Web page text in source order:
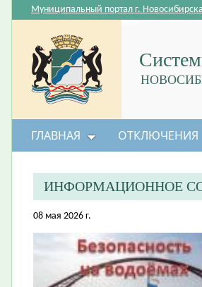
Муниципальный портал г. Новосибирска
ГЛАВНАЯ ОТКЛЮЧЕНИЯ
ИНФОРМАЦИОННОЕ
08 мая 2026 г.